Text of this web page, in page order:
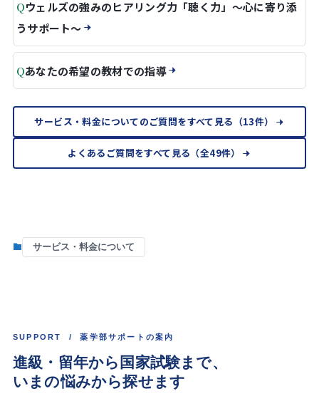
Qウェルズの強みのヒアリング力「聴く力」～心に寄り添
うサポート～
Qあなたの希望の教材での指導
サービス・料金についてのご質問をすべて見る（13件）
よくあるご質問をすべて見る（全49件）
サービス・料金について
SUPPORT / 薬学部サポートの案内
進級・留年から国家試験まで、
いまの悩みから探せます